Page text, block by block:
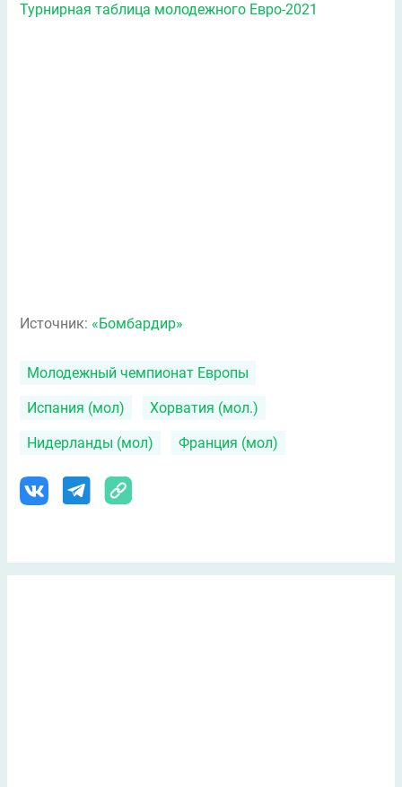
Турнирная таблица молодежного Евро-2021
Источник: «Бомбардир»
Молодежный чемпионат Европы
Испания (мол) Хорватия (мол.)
Нидерланды (мол) Франция (мол)